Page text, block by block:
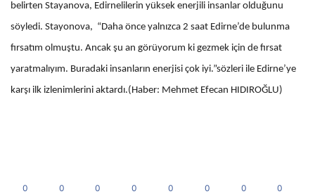
belirten Stayanova, Edirnelilerin yüksek enerjili insanlar olduğunu
söyledi. Stayonova, “Daha önce yalnızca 2 saat Edirne’de bulunma
fırsatım olmuştu. Ancak şu an görüyorum ki gezmek için de fırsat
yaratmalıyım. Buradaki insanların enerjisi çok iyi.”sözleri ile Edirne’ye
karşı ilk izlenimlerini aktardı.(Haber: Mehmet Efecan HIDIROĞLU)